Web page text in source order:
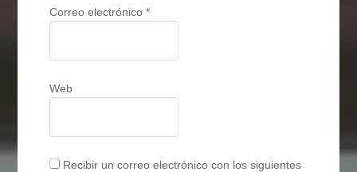
Correo electrónico*
Web
Recibir un correo electrónico con los siguientes